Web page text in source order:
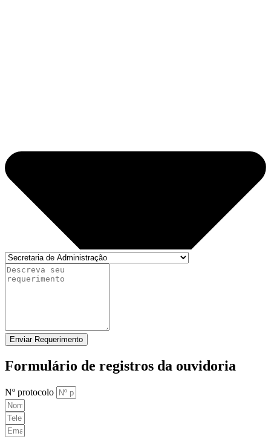
Enviar Requerimento
Formulário de registros da ouvidoria
Nº protocolo